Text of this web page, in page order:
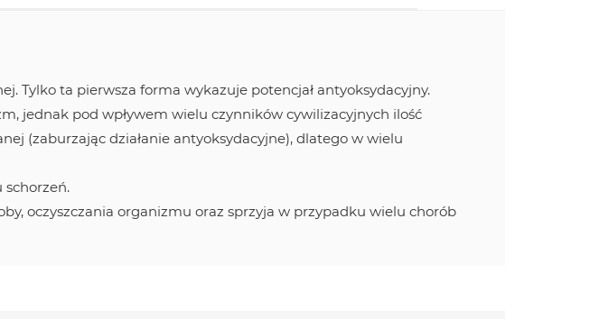
Tylko ta pierwsza forma wykazuje potencjał antyoksydacyjny.
jednak pod wpływem wielu czynników cywilizacyjnych ilość
(zaburzając działanie antyoksydacyjne), dlatego w wielu
oczyszczania organizmu oraz sprzyja w przypadku wielu chorób